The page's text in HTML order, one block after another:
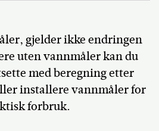
gjelder ikke endringen
uten vannmåler kan du
med beregning etter
installere vannmåler for
forbruk.